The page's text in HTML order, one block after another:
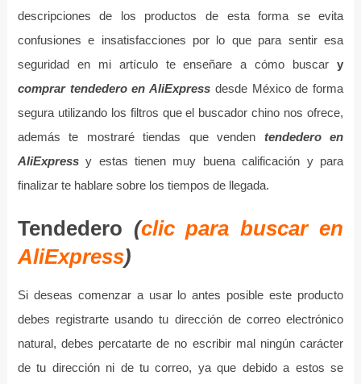
descripciones de los productos de esta forma se evita
confusiones e insatisfacciones por lo que para sentir esa
seguridad en mi artículo te enseñare a cómo buscary
comprar tendedero en AliExpress desde México de forma
segura utilizando los filtros que el buscador chino nos ofrece,
además te mostraré tiendas que venden tendedero en
AliExpressy estas tienen muy buena calificación y para
finalizar te hablare sobre los tiempos de llegada.
Tendedero (clic para buscar en
AliExpress)
Si deseas comenzar a usar lo antes posible este producto
debes registrarte usando tu dirección de correo electrónico
natural, debes percatarte de no escribir mal ningún carácter
de tu dirección ni de tu correo, ya que debido a estos se